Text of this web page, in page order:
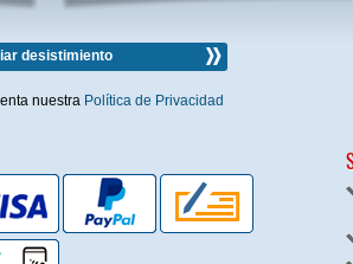
desistimiento
nuestra Política de Privacidad